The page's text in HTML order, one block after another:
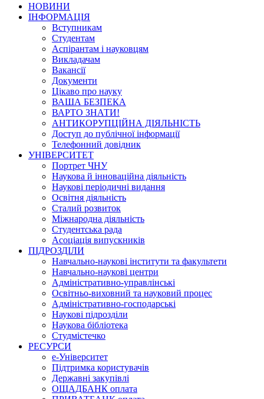
НОВИНИ
ІНФОРМАЦІЯ
Вступникам
Студентам
Аспірантам і науковцям
Викладачам
Вакансії
Документи
Цікаво про науку
ВАША БЕЗПЕКА
ВАРТО ЗНАТИ!
АНТИКОРУПЦІЙНА ДІЯЛЬНІСТЬ
Доступ до публічної інформації
Телефонний довідник
УНІВЕРСИТЕТ
Портрет ЧНУ
Наукова й інноваційна діяльність
Наукові періодичні видання
Освітня діяльність
Сталий розвиток
Міжнародна діяльність
Студентська рада
Асоціація випускників
ПІДРОЗДІЛИ
Навчально-наукові інститути та факультети
Навчально-наукові центри
Адміністративно-управлінські
Освітньо-виховний та науковий процес
Адміністративно-господарські
Наукові підрозділи
Наукова бібліотека
Студмістечко
РЕСУРСИ
е-Університет
Підтримка користувачів
Державні закупівлі
ОЩАДБАНК оплата